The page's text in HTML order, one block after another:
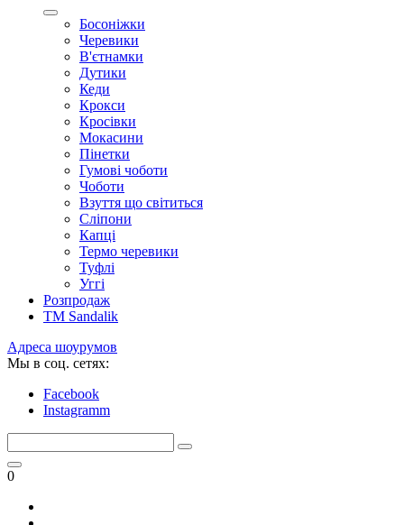
Босоніжки
Черевики
В'єтнамки
Дутики
Кеди
Крокси
Кросівки
Мокасини
Пінетки
Гумові чоботи
Чоботи
Взуття що світиться
Сліпони
Капці
Термо черевики
Туфлі
Уггі
Розпродаж
TM Sandalik
Адреса шоурумов
Мы в соц. сетях:
Facebook
Instagramm
0